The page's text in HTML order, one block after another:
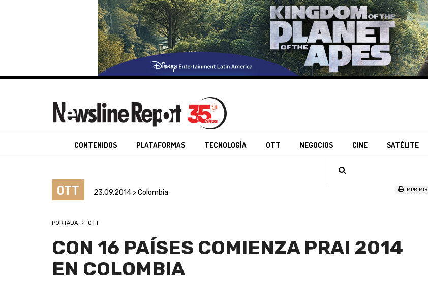
CONTENIDOS PLATAFORMAS TECNOLOGÍA OTT NEGOCIOS CINE SATÉLITE
OTT 23.09.2014 > Colombia IMPRIMIR
PORTADA OTT
CON 16 PAÍSES COMIENZA PRAI 2014
EN COLOMBIA